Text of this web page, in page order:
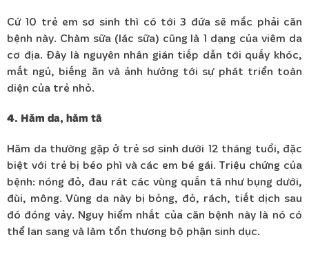
Cứ 10 trẻ em sơ sinh thì có tới 3 đứa sẽ mắc phải căn
bệnh này. Chàm sữa (lác sữa) cũng là 1 dạng của viêm da
cơ địa. Đây là nguyên nhân gián tiếp dẫn tới quấy khóc,
mất ngủ, biếng ăn và ảnh hưởng tới sự phát triển toàn
diện của trẻ nhỏ.
4. Hăm da, hăm tã
Hăm da thường gặp ở trẻ sơ sinh dưới 12 tháng tuổi, đặc
biệt với trẻ bị béo phì và các em bé gái. Triệu chứng của
bệnh: nóng đỏ, đau rát các vùng quấn tã như bụng dưới,
đùi, mông. Vùng da này bị bỏng, đỏ, rách, tiết dịch sau
đó đóng vảy. Nguy hiểm nhất của căn bệnh này là nó có
thể lan sang và làm tổn thương bộ phận sinh dục.